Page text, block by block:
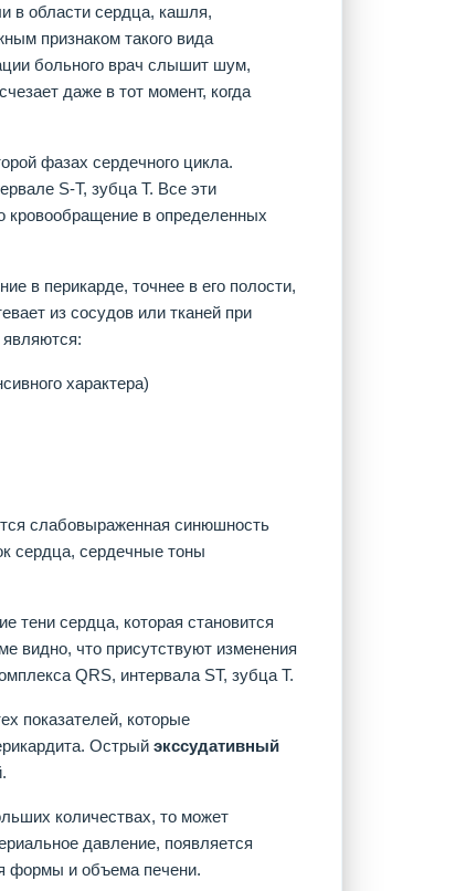
в области сердца, кашля,
признаком такого вида
больного врач слышит шум,
даже в тот момент, когда
фазах сердечного цикла.
S-T, зубца Т. Все эти
кровообращение в определенных
в перикарде, точнее в его полости,
из сосудов или тканей при
характера)
слабовыраженная синюшность
сердца, сердечные тоны
тени сердца, которая становится
видно, что присутствуют изменения
QRS, интервала ST, зубца Т.
показателей, которые
Острый экссудативный
количествах, то может
давление, появляется
формы и объема печени.